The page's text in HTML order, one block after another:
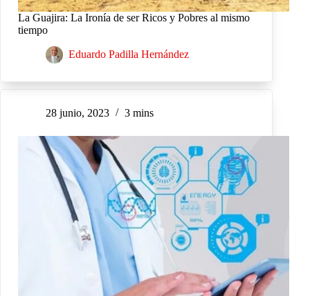
La Guajira: La Ironía de ser Ricos y Pobres al mismo
tiempo
Eduardo Padilla Hernández
28 junio, 2023 3 mins